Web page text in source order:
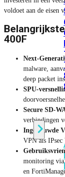
Licentie
voldoet aan de eisen
400F
Next-
malware,
deep packet
SPU-
Secure SD-
verbindingen
Ingebouwde
VPN als IPsec
monitoring via
en